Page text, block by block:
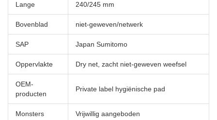
Lange 240/245 mm
Bovenblad niet-geweven/netwerk
SAP Japan Sumitomo
Oppervlakte Dry net, zacht niet-geweven weefsel
OEM-
producten
Private label hygiënische pad
Monsters Vrijwillig aangeboden